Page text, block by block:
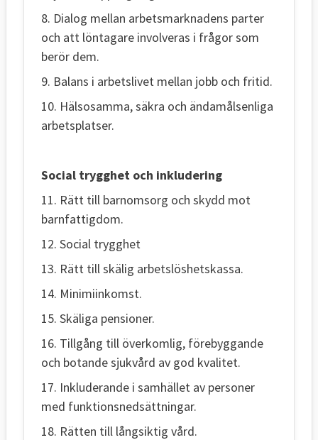
8. Dialog mellan arbetsmarknadens parter
och att löntagare involveras i frågor som
berör dem.
9. Balans i arbetslivet mellan jobb och fritid.
10. Hälsosamma, säkra och ändamålsenliga
arbetsplatser.
Social trygghet och inkludering
11. Rätt till barnomsorg och skydd mot
barnfattigdom.
12. Social trygghet
13. Rätt till skälig arbetslöshetskassa.
14. Minimiinkomst.
15. Skäliga pensioner.
16. Tillgång till överkomlig, förebyggande
och botande sjukvård av god kvalitet.
17. Inkluderande i samhället av personer
med funktionsnedsättningar.
18. Rätten till långsiktig vård.